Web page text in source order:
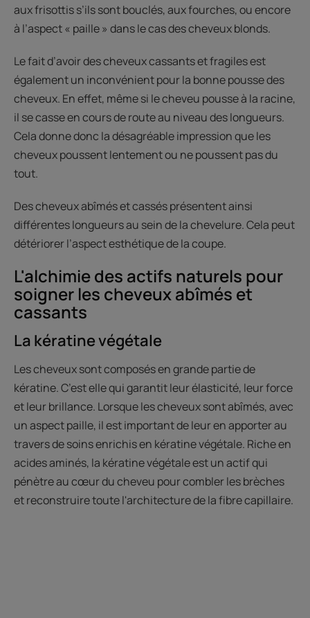
aux frisottis s’ils sont bouclés, aux fourches, ou encore
à l’aspect « paille » dans le cas des cheveux blonds.
Le fait d’avoir des cheveux cassants et fragiles est
également un inconvénient pour la bonne pousse des
cheveux. En effet, même si le cheveu pousse à la racine,
il se casse en cours de route au niveau des longueurs.
Cela donne donc la désagréable impression que les
cheveux poussent lentement ou ne poussent pas du
tout.
Des cheveux abîmés et cassés présentent ainsi
différentes longueurs au sein de la chevelure. Cela peut
détériorer l’aspect esthétique de la coupe.
L'alchimie des actifs naturels pour
soigner les cheveux abîmés et
cassants
La kératine végétale
Les cheveux sont composés en grande partie de
kératine. C’est elle qui garantit leur élasticité, leur force
et leur brillance. Lorsque les cheveux sont abîmés, avec
un aspect paille, il est important de leur en apporter au
travers de soins enrichis en kératine végétale. Riche en
acides aminés, la kératine végétale est un actif qui
pénètre au cœur du cheveu pour combler les brèches
et reconstruire toute l'architecture de la fibre capillaire.